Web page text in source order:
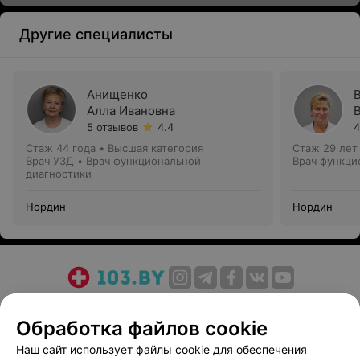
Другие специалисты
Анищенко
Алла Ивановна
5 отзывов
4.4
Стаж 44 года • Высшая категория
Врач УЗД • Врач функциональной
диагностики
Нордин
Стаж 29 лет
Врач
Нордин
Медицинский маркетинг
Публичный договор
Пользовательское соглашение
Способы оплаты
Обработка файлов cookie
Наш сайт использует файлы cookie для обеспечения